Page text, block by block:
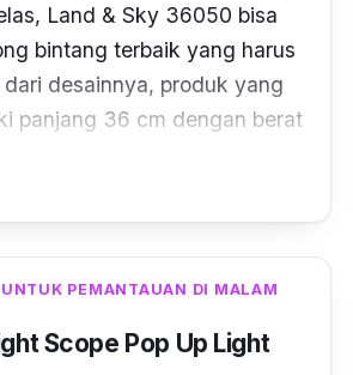
Land & Sky 36050 bisa
bintang terbaik yang harus
desainnya, produk yang
panjang 36 cm dengan berat
khusus, yang membuatnya
dan tahan kabut ataupun
Selain itu, dilengkapi
PEMANTAUAN DI MALAM
Scope Pop Up Light